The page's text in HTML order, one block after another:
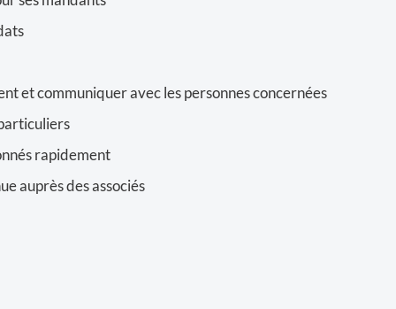
et communiquer avec les personnes concernées
rapidement
auprès des associés